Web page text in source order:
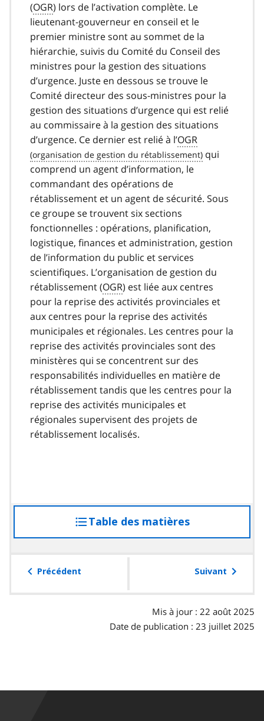
(OGR) lors de l’activation complète. Le
lieutenant-gouverneur en conseil et le
premier ministre sont au sommet de la
hiérarchie, suivis du Comité du Conseil des
ministres pour la gestion des situations
d’urgence. Juste en dessous se trouve le
Comité directeur des sous-ministres pour la
gestion des situations d’urgence qui est relié
au commissaire à la gestion des situations
d’urgence. Ce dernier est relié à l’OGR
qui
comprend un agent d’information, le
commandant des opérations de
rétablissement et un agent de sécurité. Sous
ce groupe se trouvent six sections
fonctionnelles : opérations, planification,
logistique, finances et administration, gestion
de l’information du public et services
scientifiques. L’organisation de gestion du
rétablissement (OGR) est liée aux centres
pour la reprise des activités provinciales et
aux centres pour la reprise des activités
municipales et régionales. Les centres pour la
reprise des activités provinciales sont des
ministères qui se concentrent sur des
responsabilités individuelles en matière de
rétablissement tandis que les centres pour la
reprise des activités municipales et
régionales supervisent des projets de
rétablissement localisés.
Table des matières
à
table
Précédent Suivant
Mis à jour : 22 août 2025
Date de publication : 23 juillet 2025